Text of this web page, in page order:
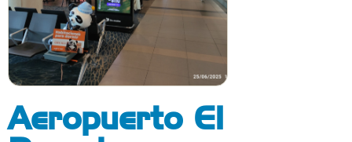
Aeropuerto El